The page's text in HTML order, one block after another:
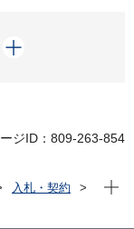
ジID：809-263-854
入札・契約
現在